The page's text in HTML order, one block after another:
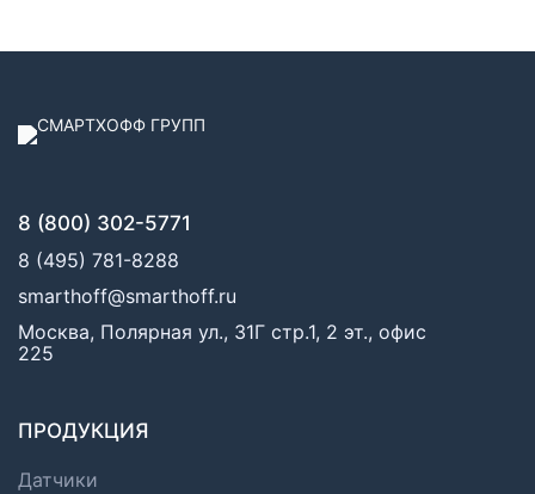
8 (800) 302-5771
8 (495) 781-8288
smarthoff@smarthoff.ru
Москва, Полярная ул., 31Г стр.1, 2 эт., офис
225
ПРОДУКЦИЯ
Датчики